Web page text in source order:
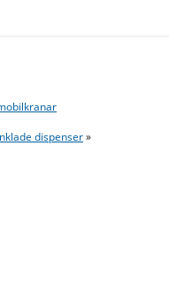
dispenser»